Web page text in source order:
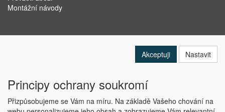
Montážní návody
Akceptuji Nastavit
Principy ochrany soukromí
Přizpůsobujeme se Vám na míru. Na základě Vašeho chování na